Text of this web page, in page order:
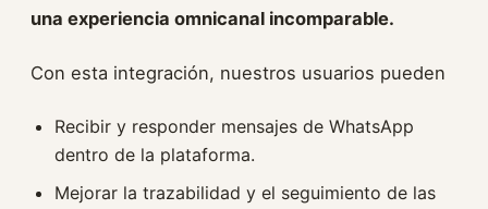
una experiencia omnicanal incomparable.
Con esta integración, nuestros usuarios pueden
Recibir y responder mensajes de WhatsApp
dentro de la plataforma.
Mejorar la trazabilidad y el seguimiento de las